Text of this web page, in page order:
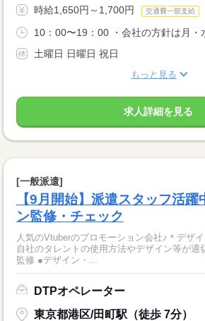
時給1,650円～1,700円 交通費一部支給
10：00〜19：00 ・会社の方針は月・
土曜日 日曜日 祝日
もっと見る
求人詳細を見る
[一般派遣]
【9月開始】派遣スタッフ活
ン監修・チェック
人気のVtuberのプロモーション会社♪＊デザ
自社のタレントの使用方法やデザイン等が適
監修 ●デザイン・...
DTPオペレーター
東京都港区/田町駅（徒歩 7分）